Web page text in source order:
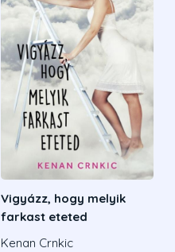
Vigyázz, hogy melyik
farkast eteted
Kenan Crnkic